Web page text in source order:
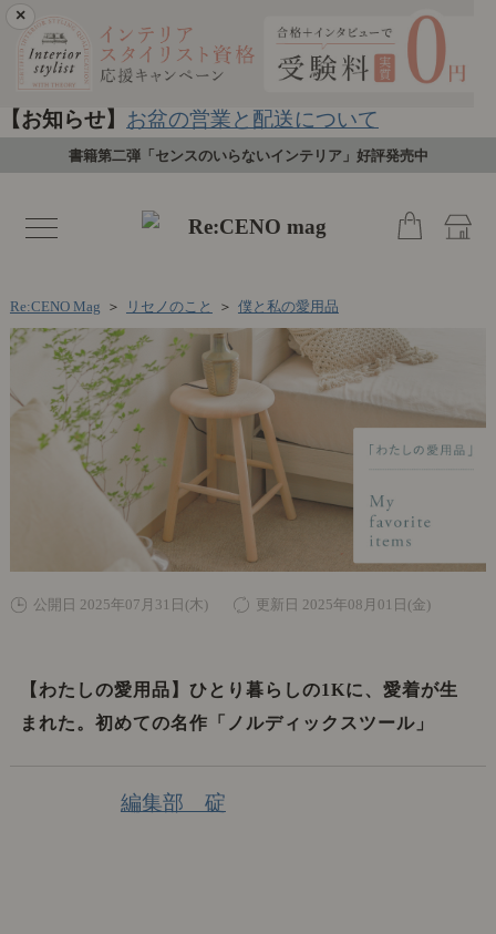
×
【お知らせ】 お盆の営業と配送について
書籍第二弾「センスのいらないインテリア」好評発売中
toggle
navigation
Re:CENO Mag ＞ リセノのこと ＞ 僕と私の愛用品
公開日 2025年07月31日(木) 更新日 2025年08月01日(金)
【わたしの愛用品】ひとり暮らしの1Kに、愛着が生
まれた。初めての名作「ノルディックスツール」
編集部 碇